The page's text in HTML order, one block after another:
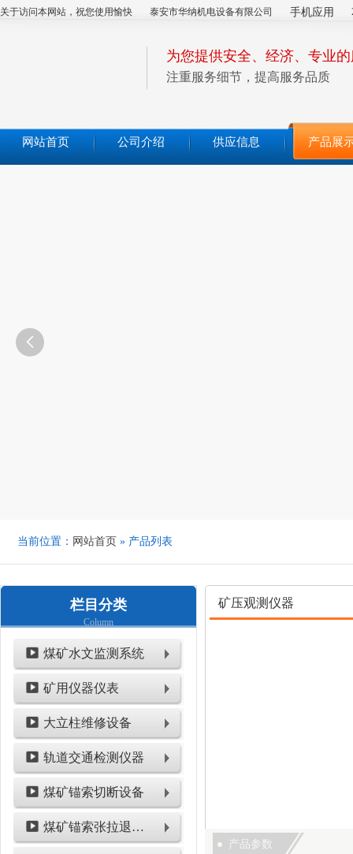
关于访问本网站，祝您使用愉快 泰安市华纳机电设备有限公司 手机应用
为您提供安全、经济、专业
注重服务细节，提高服务品质
网站首页 公司介绍 供应信息 产品展

当前位置： 网站首页 » 产品列表
栏目分类
Column
煤矿水文监测系统
矿用仪器仪表
大立柱维修设备
轨道交通检测仪器
煤矿锚索切断设备
煤矿锚索张拉退锚设备
矿压观测仪器
产品参数